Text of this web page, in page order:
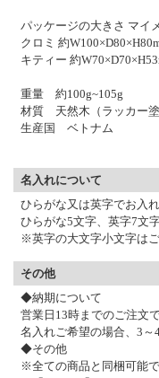
パッケージの大きさ マイ
クロミ 約
キティー 約
重量 約100g~105g
材質 天然木（ラッカー塗
生産国 ベトナム
名入れについて
ひらがな又は英字でお入れ
ひらがな5文字、英字7文
※英字の大文字小文字は
その他
◆納期について
営業日13時までのご注文
名入れご希望の場合、3～
◆その他
※全ての商品と同梱可能